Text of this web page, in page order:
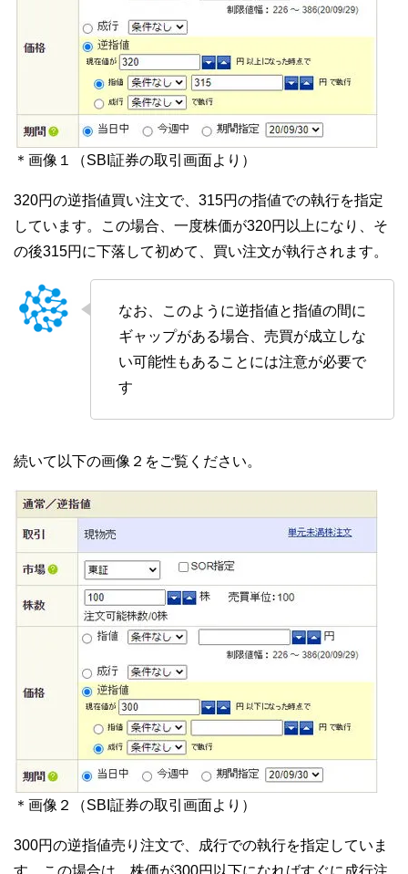
＊画像１（SBI証券の取引画面より）
320円の逆指値買い注文で、315円の指値での執行を指定
しています。この場合、一度株価が320円以上になり、そ
の後315円に下落して初めて、買い注文が執行されます。
なお、このように逆指値と指値の間に
ギャップがある場合、売買が成立しな
い可能性もあることには注意が必要で
す
続いて以下の画像２をご覧ください。
＊画像２（SBI証券の取引画面より）
300円の逆指値売り注文で、成行での執行を指定していま
す。この場合は、株価が300円以下になればすぐに成行注